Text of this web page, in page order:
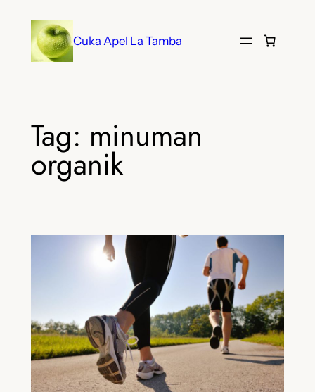
konten
Cuka Apel La Tamba
Tag: minuman
organik